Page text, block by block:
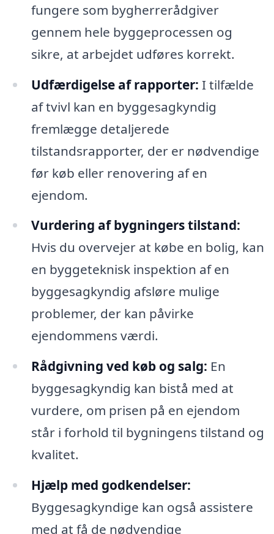
fungere som bygherrerådgiver
gennem hele byggeprocessen og
sikre, at arbejdet udføres korrekt.
Udfærdigelse af rapporter: I tilfælde
af tvivl kan en byggesagkyndig
fremlægge detaljerede
tilstandsrapporter, der er nødvendige
før køb eller renovering af en
ejendom.
Vurdering af bygningers tilstand:
Hvis du overvejer at købe en bolig, kan
en byggeteknisk inspektion af en
byggesagkyndig afsløre mulige
problemer, der kan påvirke
ejendommens værdi.
Rådgivning ved køb og salg: En
byggesagkyndig kan bistå med at
vurdere, om prisen på en ejendom
står i forhold til bygningens tilstand og
kvalitet.
Hjælp med godkendelser:
Byggesagkyndige kan også assistere
med at få de nødvendige